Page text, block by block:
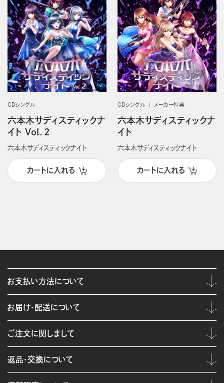
CDシングル
六本木サディスティックナ
イト Vol．2
六本木サディスティックナイト
カートに入れる
CDシングル メーカー特典
六本木サディスティックナ
イト
六本木サディスティックナイト
カートに入れる
お支払い方法について
お届け・配送について
ご注文に関しまして
返品・交換について